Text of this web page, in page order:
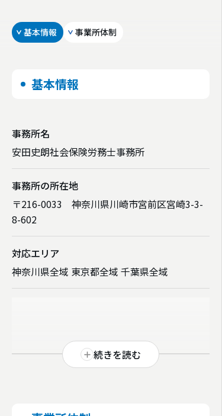
基本情報 事業所体制
基本情報
事務所名
安田史朗社会保険労務士事務所
事務所の所在地
〒216-0033 神奈川県川崎市宮前区宮崎3-3-
8-602
対応エリア
神奈川県全域 東京都全域 千葉県全域
続きを読む